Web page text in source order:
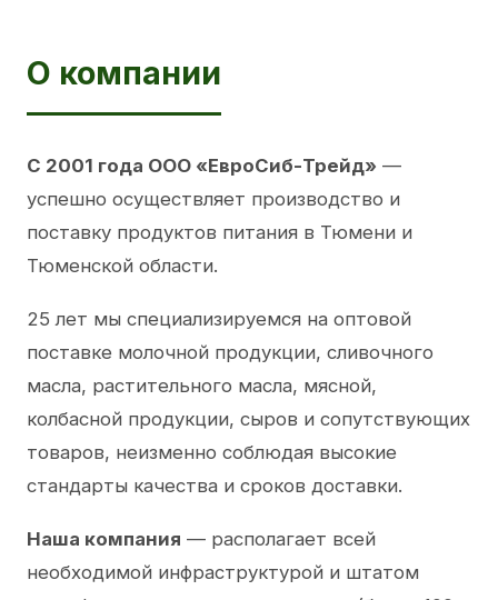
О компании
С 2001 года ООО «ЕвроСиб-Трейд» —
успешно осуществляет производство и
поставку продуктов питания в Тюмени и
Тюменской области.
25 лет мы специализируемся на оптовой
поставке молочной продукции, сливочного
масла, растительного масла, мясной,
колбасной продукции, сыров и сопутствующих
товаров, неизменно соблюдая высокие
стандарты качества и сроков доставки.
Наша компания — располагает всей
необходимой инфраструктурой и штатом